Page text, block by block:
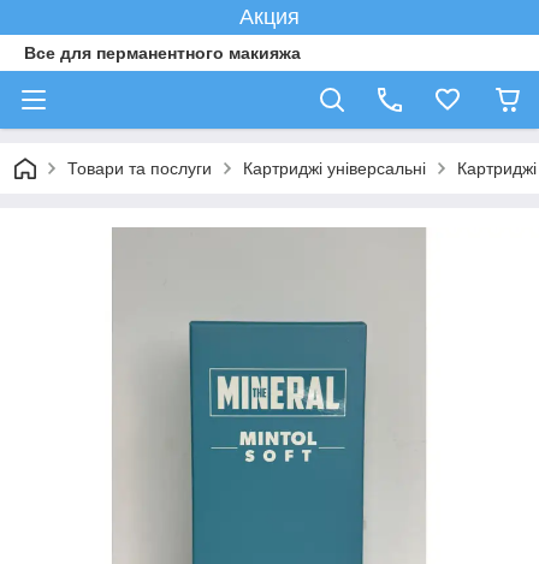
Акция
Все для перманентного макияжа
Товари та послуги Картриджі універсальні